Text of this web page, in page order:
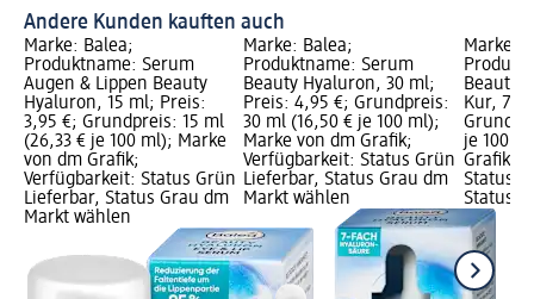
Andere Kunden kauften auch
Marke: Balea;
Produktname: Serum
Augen & Lippen Beauty
Hyaluron, 15 ml; Preis:
3,95 €; Grundpreis: 15 ml
(26,33 € je 100 ml); Marke
von dm Grafik;
Verfügbarkeit: Status Grün
Lieferbar, Status Grau dm
Markt wählen
Marke: Balea;
Produktname: Serum
Beauty Hyaluron, 30 ml;
Preis: 4,95 €; Grundpreis:
30 ml (16,50 € je 100 ml);
Marke von dm Grafik;
Verfügbarkeit: Status Grün
Lieferbar, Status Grau dm
Markt wählen
Marke:
Beauty
Kur, 7
je 100
Grafik;
Status
Status